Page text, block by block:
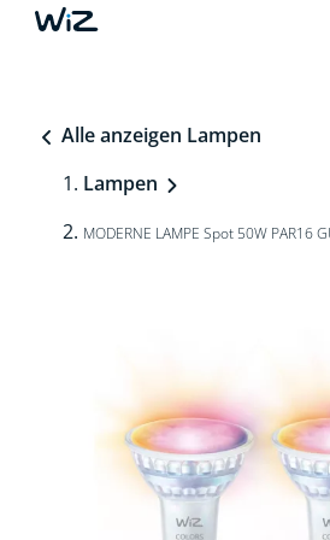
Alle anzeigen Lampen
Lampen
MODERNE LAMPE Spot 50W PAR16